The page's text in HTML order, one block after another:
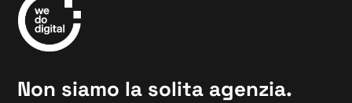
Non siamo la solita agenzia.